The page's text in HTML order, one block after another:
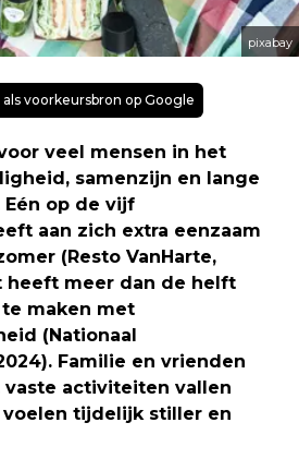
pixabay
voorkeursbron op Google
veel mensen in het
samenzijn en lange
op de vijf
aan zich extra eenzaam
(Resto VanHarte,
heeft meer dan de helft
maken met
(Nationaal
Familie en vrienden
vaste activiteiten vallen
tijdelijk stiller en